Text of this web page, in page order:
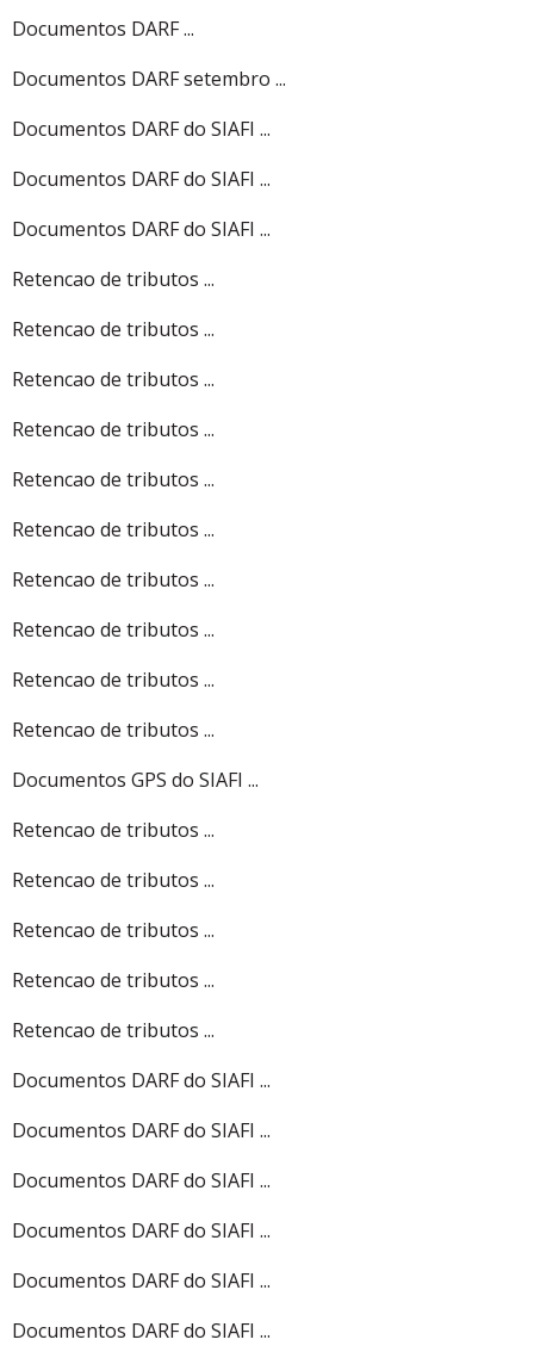
Documentos DARF ...
Documentos DARF setembro ...
Documentos DARF do SIAFI ...
Documentos DARF do SIAFI ...
Documentos DARF do SIAFI ...
Retencao de tributos ...
Retencao de tributos ...
Retencao de tributos ...
Retencao de tributos ...
Retencao de tributos ...
Retencao de tributos ...
Retencao de tributos ...
Retencao de tributos ...
Retencao de tributos ...
Retencao de tributos ...
Documentos GPS do SIAFI ...
Retencao de tributos ...
Retencao de tributos ...
Retencao de tributos ...
Retencao de tributos ...
Retencao de tributos ...
Documentos DARF do SIAFI ...
Documentos DARF do SIAFI ...
Documentos DARF do SIAFI ...
Documentos DARF do SIAFI ...
Documentos DARF do SIAFI ...
Documentos DARF do SIAFI ...